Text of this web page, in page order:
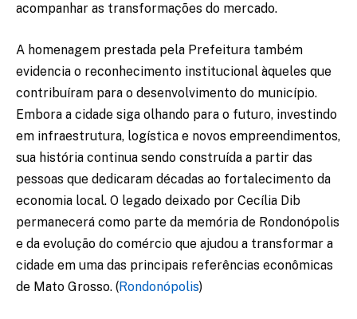
acompanhar as transformações do mercado.
A homenagem prestada pela Prefeitura também
evidencia o reconhecimento institucional àqueles que
contribuíram para o desenvolvimento do município.
Embora a cidade siga olhando para o futuro, investindo
em infraestrutura, logística e novos empreendimentos,
sua história continua sendo construída a partir das
pessoas que dedicaram décadas ao fortalecimento da
economia local. O legado deixado por Cecília Dib
permanecerá como parte da memória de Rondonópolis
e da evolução do comércio que ajudou a transformar a
cidade em uma das principais referências econômicas
de Mato Grosso. (Rondonópolis)